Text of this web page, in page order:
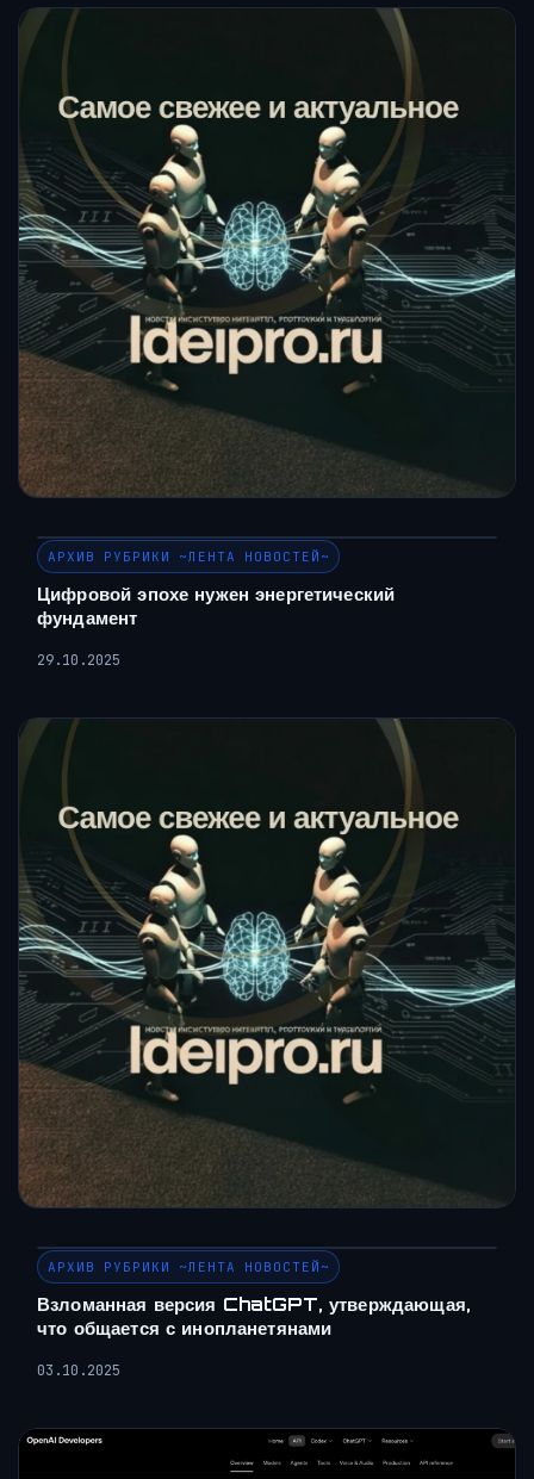
АРХИВ РУБРИКИ ~ЛЕНТА НОВОСТЕЙ~
Цифровой эпохе нужен энергетический
фундамент
29.10.2025
АРХИВ РУБРИКИ ~ЛЕНТА НОВОСТЕЙ~
Взломанная версия ChatGPT, утверждающая,
что общается с инопланетянами
03.10.2025